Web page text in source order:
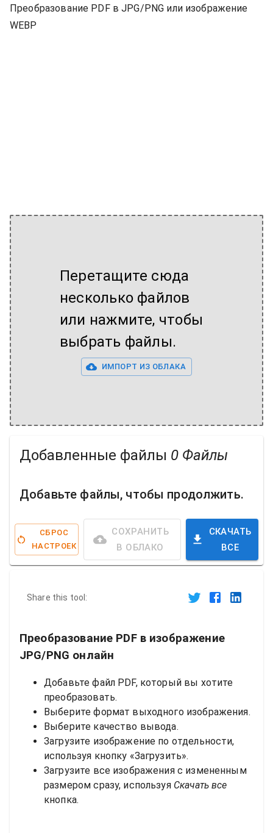
Преобразование PDF в JPG/PNG или изображение
WEBP
Перетащите сюда
несколько файлов
или нажмите, чтобы
выбрать файлы.
ИМПОРТ ИЗ ОБЛАКА
Добавленные файлы 0 Файлы
Добавьте файлы, чтобы продолжить.
СБРОС
НАСТРОЕК
СОХРАНИТЬ
В ОБЛАКО
СКАЧАТЬ
ВСЕ
Share this tool:
Преобразование PDF в изображение
JPG/PNG онлайн
Добавьте файл PDF, который вы хотите
преобразовать.
Выберите формат выходного изображения.
Выберите качество вывода.
Загрузите изображение по отдельности,
используя кнопку «Загрузить».
Загрузите все изображения с измененным
размером сразу, используяСкачать все
кнопка.